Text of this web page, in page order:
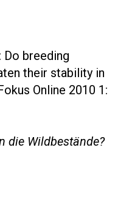
Do breeding
their stability in
Online 2010 1:
die Wildbestände?